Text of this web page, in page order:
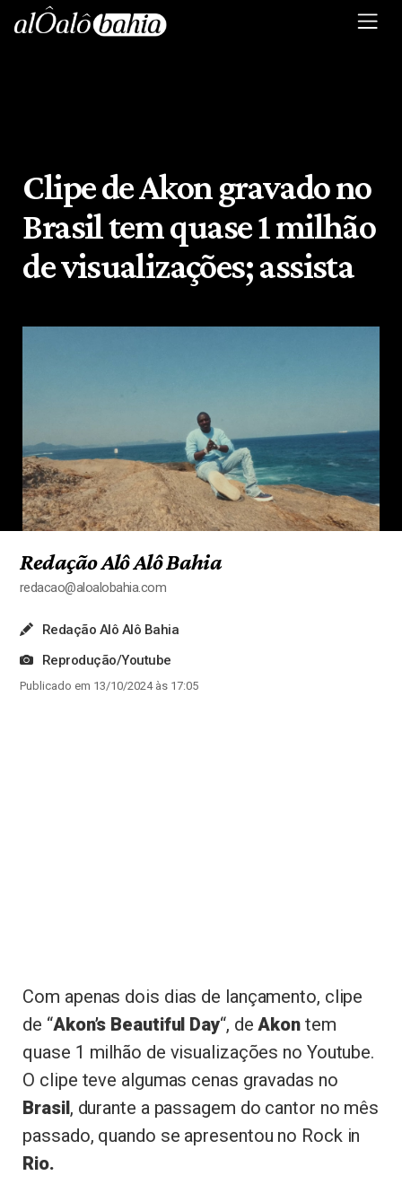
Clipe de Akon gravado no
Brasil tem quase 1 milhão
de visualizações; assista
Redação Alô Alô Bahia
redacao@aloalobahia.com
Redação Alô Alô Bahia
Reprodução/Youtube
Publicado em 13/10/2024 às 17:05
Com apenas dois dias de lançamento, clipe
de “Akon’s Beautiful Day“, de Akon tem
quase 1 milhão de visualizações no Youtube.
O clipe teve algumas cenas gravadas no
Brasil, durante a passagem do cantor no mês
passado, quando se apresentou no Rock in
Rio.